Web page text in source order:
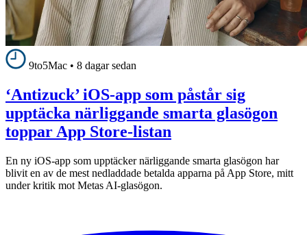
9to5Mac • 8 dagar sedan
‘Antizuck’ iOS-app som påstår sig
upptäcka närliggande smarta glasögon
toppar App Store-listan
En ny iOS-app som upptäcker närliggande smarta glasögon har
blivit en av de mest nedladdade betalda apparna på App Store, mitt
under kritik mot Metas AI-glasögon.